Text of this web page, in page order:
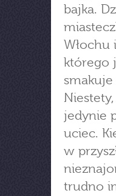
bajka.
Włochu
którego
jedynie
uciec.
w
trudno